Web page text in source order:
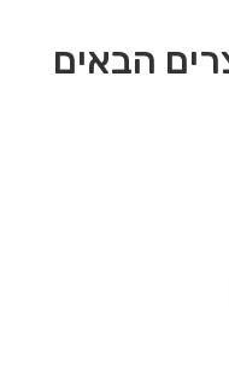
הבאים